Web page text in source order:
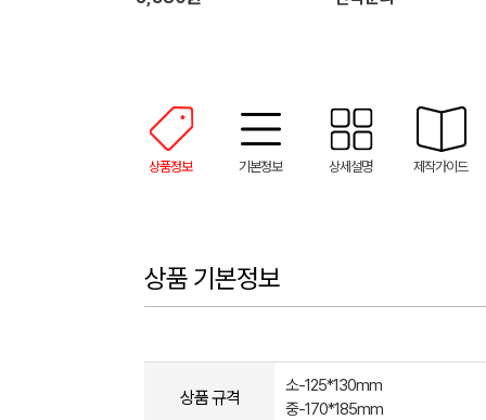
상품정보 기본정보 상세설명 제작가이드
상품 기본정보
상품 규격
소-125*130mm
중-170*185mm